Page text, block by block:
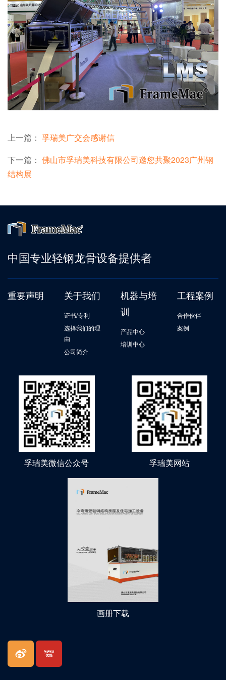
上一篇： 孚瑞美广交会感谢信
下一篇： 佛山市孚瑞美科技有限公司邀您共聚2023广州钢
结构展
中国专业轻钢龙骨设备提供者
重要声明 关于我们
证书/专利
选择我们的理
由
公司简介
机器与培
训
产品中心
培训中心
工程案例
合作伙伴
案例
孚瑞美微信公众号 孚瑞美网站
画册下载